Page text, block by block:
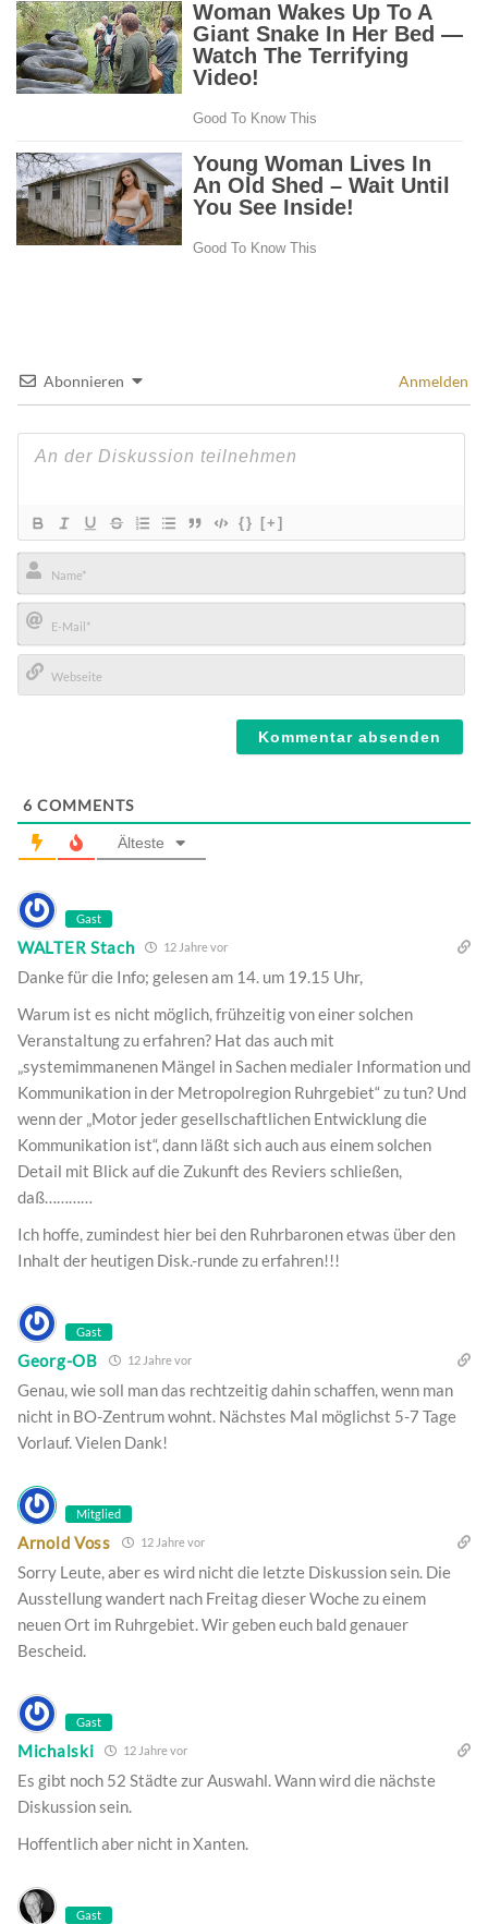
Abonnieren Anmelden
{} [+]
Name*
E-
Mail*
6 COMMENTS
Älteste
Gast
WALTER Stach 12 Jahre vor
Danke für die Info; gelesen am 14. um 19.15 Uhr,
Warum ist es nicht möglich, frühzeitig von einer solchen
Veranstaltung zu erfahren? Hat das auch mit
„systemimmanenen Mängel in Sachen medialer Information und
Kommunikation in der Metropolregion Ruhrgebiet“ zu tun? Und
wenn der „Motor jeder gesellschaftlichen Entwicklung die
Kommunikation ist“, dann läßt sich auch aus einem solchen
Detail mit Blick auf die Zukunft des Reviers schließen,
daß…………
Ich hoffe, zumindest hier bei den Ruhrbaronen etwas über den
Inhalt der heutigen Disk.-runde zu erfahren!!!
Gast
Georg-OB 12 Jahre vor
Genau, wie soll man das rechtzeitig dahin schaffen, wenn man
nicht in BO-Zentrum wohnt. Nächstes Mal möglichst 5-7 Tage
Vorlauf. Vielen Dank!
Mitglied
Arnold Voss 12 Jahre vor
Sorry Leute, aber es wird nicht die letzte Diskussion sein. Die
Ausstellung wandert nach Freitag dieser Woche zu einem
neuen Ort im Ruhrgebiet. Wir geben euch bald genauer
Bescheid.
Gast
Michalski 12 Jahre vor
Es gibt noch 52 Städte zur Auswahl. Wann wird die nächste
Diskussion sein.
Hoffentlich aber nicht in Xanten.
Gast